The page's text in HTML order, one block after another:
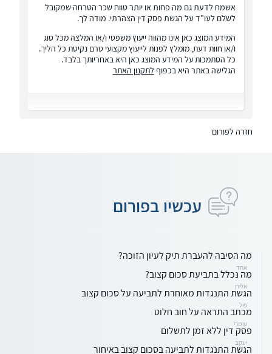
אשמח לדעת גם מה פחות או יותר טווח שכר הטרחה שמקובל
לשלם לעו"ד על הגשת פסק דין הצהרתי. מודה לך.
המידע המוצג כאן אינו מהווה ייעוץ משפטי ו/או המלצה מכל סוג
ו/או חוות דעת, מומלץ לפנות לייעוץ מקצועי טרם נקיטת כל הליך.
כל הסתמכות על המידע המוצג כאן היא באחריותך בלבד.
הגלישה באתר היא בכפוף לתקנון האתר
חזרה לפורום
עכשיו בפורום
מה הסיבה להעברת תיק לעיון הזוכה?
אחד
מה נכלל בתביעת סכום קצוב?
אלירן
הגשת התנגדות מאוחרת לתביעה על סכום קצוב
פול
מכתב התראה על חוב חלוט
עומרי
פסק דין ללא זמן לתשלום
יעקב
הגשת התנגדות לתביעה בסכום קצוב באיחור